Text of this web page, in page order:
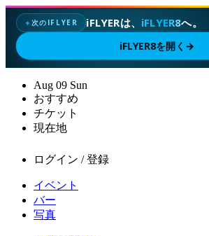
✦次のIFLYER iFLYERは、 iFLYER8へ。
iFLYER8を開く →
Aug 09 Sun
おすすめ
チケット
現在地
ログイン / 登録
イベント
バー
写真